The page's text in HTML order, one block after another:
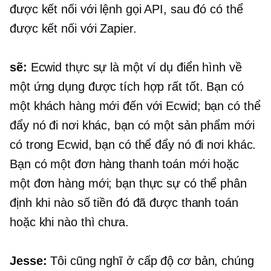
được kết nối với lệnh gọi API, sau đó có thể
được kết nối với Zapier.
sẽ: Ecwid thực sự là một ví dụ điển hình về
một ứng dụng được tích hợp rất tốt. Bạn có
một khách hàng mới đến với Ecwid; bạn có thể
đẩy nó đi nơi khác, bạn có một sản phẩm mới
có trong Ecwid, bạn có thể đẩy nó đi nơi khác.
Bạn có một đơn hàng thanh toán mới hoặc
một đơn hàng mới; bạn thực sự có thể phân
định khi nào số tiền đó đã được thanh toán
hoặc khi nào thì chưa.
Jesse: Tôi cũng nghĩ ở cấp độ cơ bản, chúng